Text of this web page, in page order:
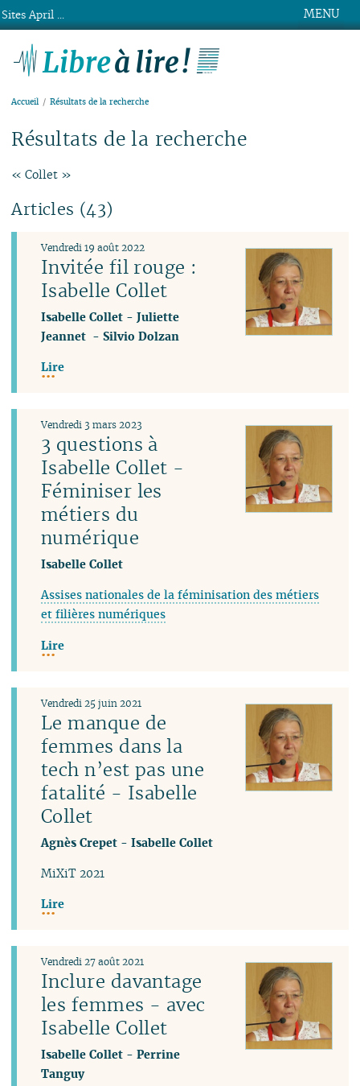
MENU
Accueil Résultats de la recherche
Résultats de la recherche
« Collet »
Articles (43)
Invitée fil rouge :
Isabelle Collet
Vendredi 19 août 2022
Isabelle Collet -Juliette
Jeannet -Silvio Dolzan
Lire
3 questions à
Isabelle Collet -
Féminiser les
métiers du
numérique
Vendredi 3 mars 2023
Isabelle Collet
Assises nationales de la féminisation des métiers
et filières numériques
Lire
Le manque de
femmes dans la
tech n’est pas une
fatalité - Isabelle
Collet
Vendredi 25 juin 2021
Agnès Crepet -Isabelle Collet
MiXiT 2021
Lire
Inclure davantage
les femmes - avec
Isabelle Collet
Vendredi 27 août 2021
Isabelle Collet -Perrine
Tanguy
Sites April ...